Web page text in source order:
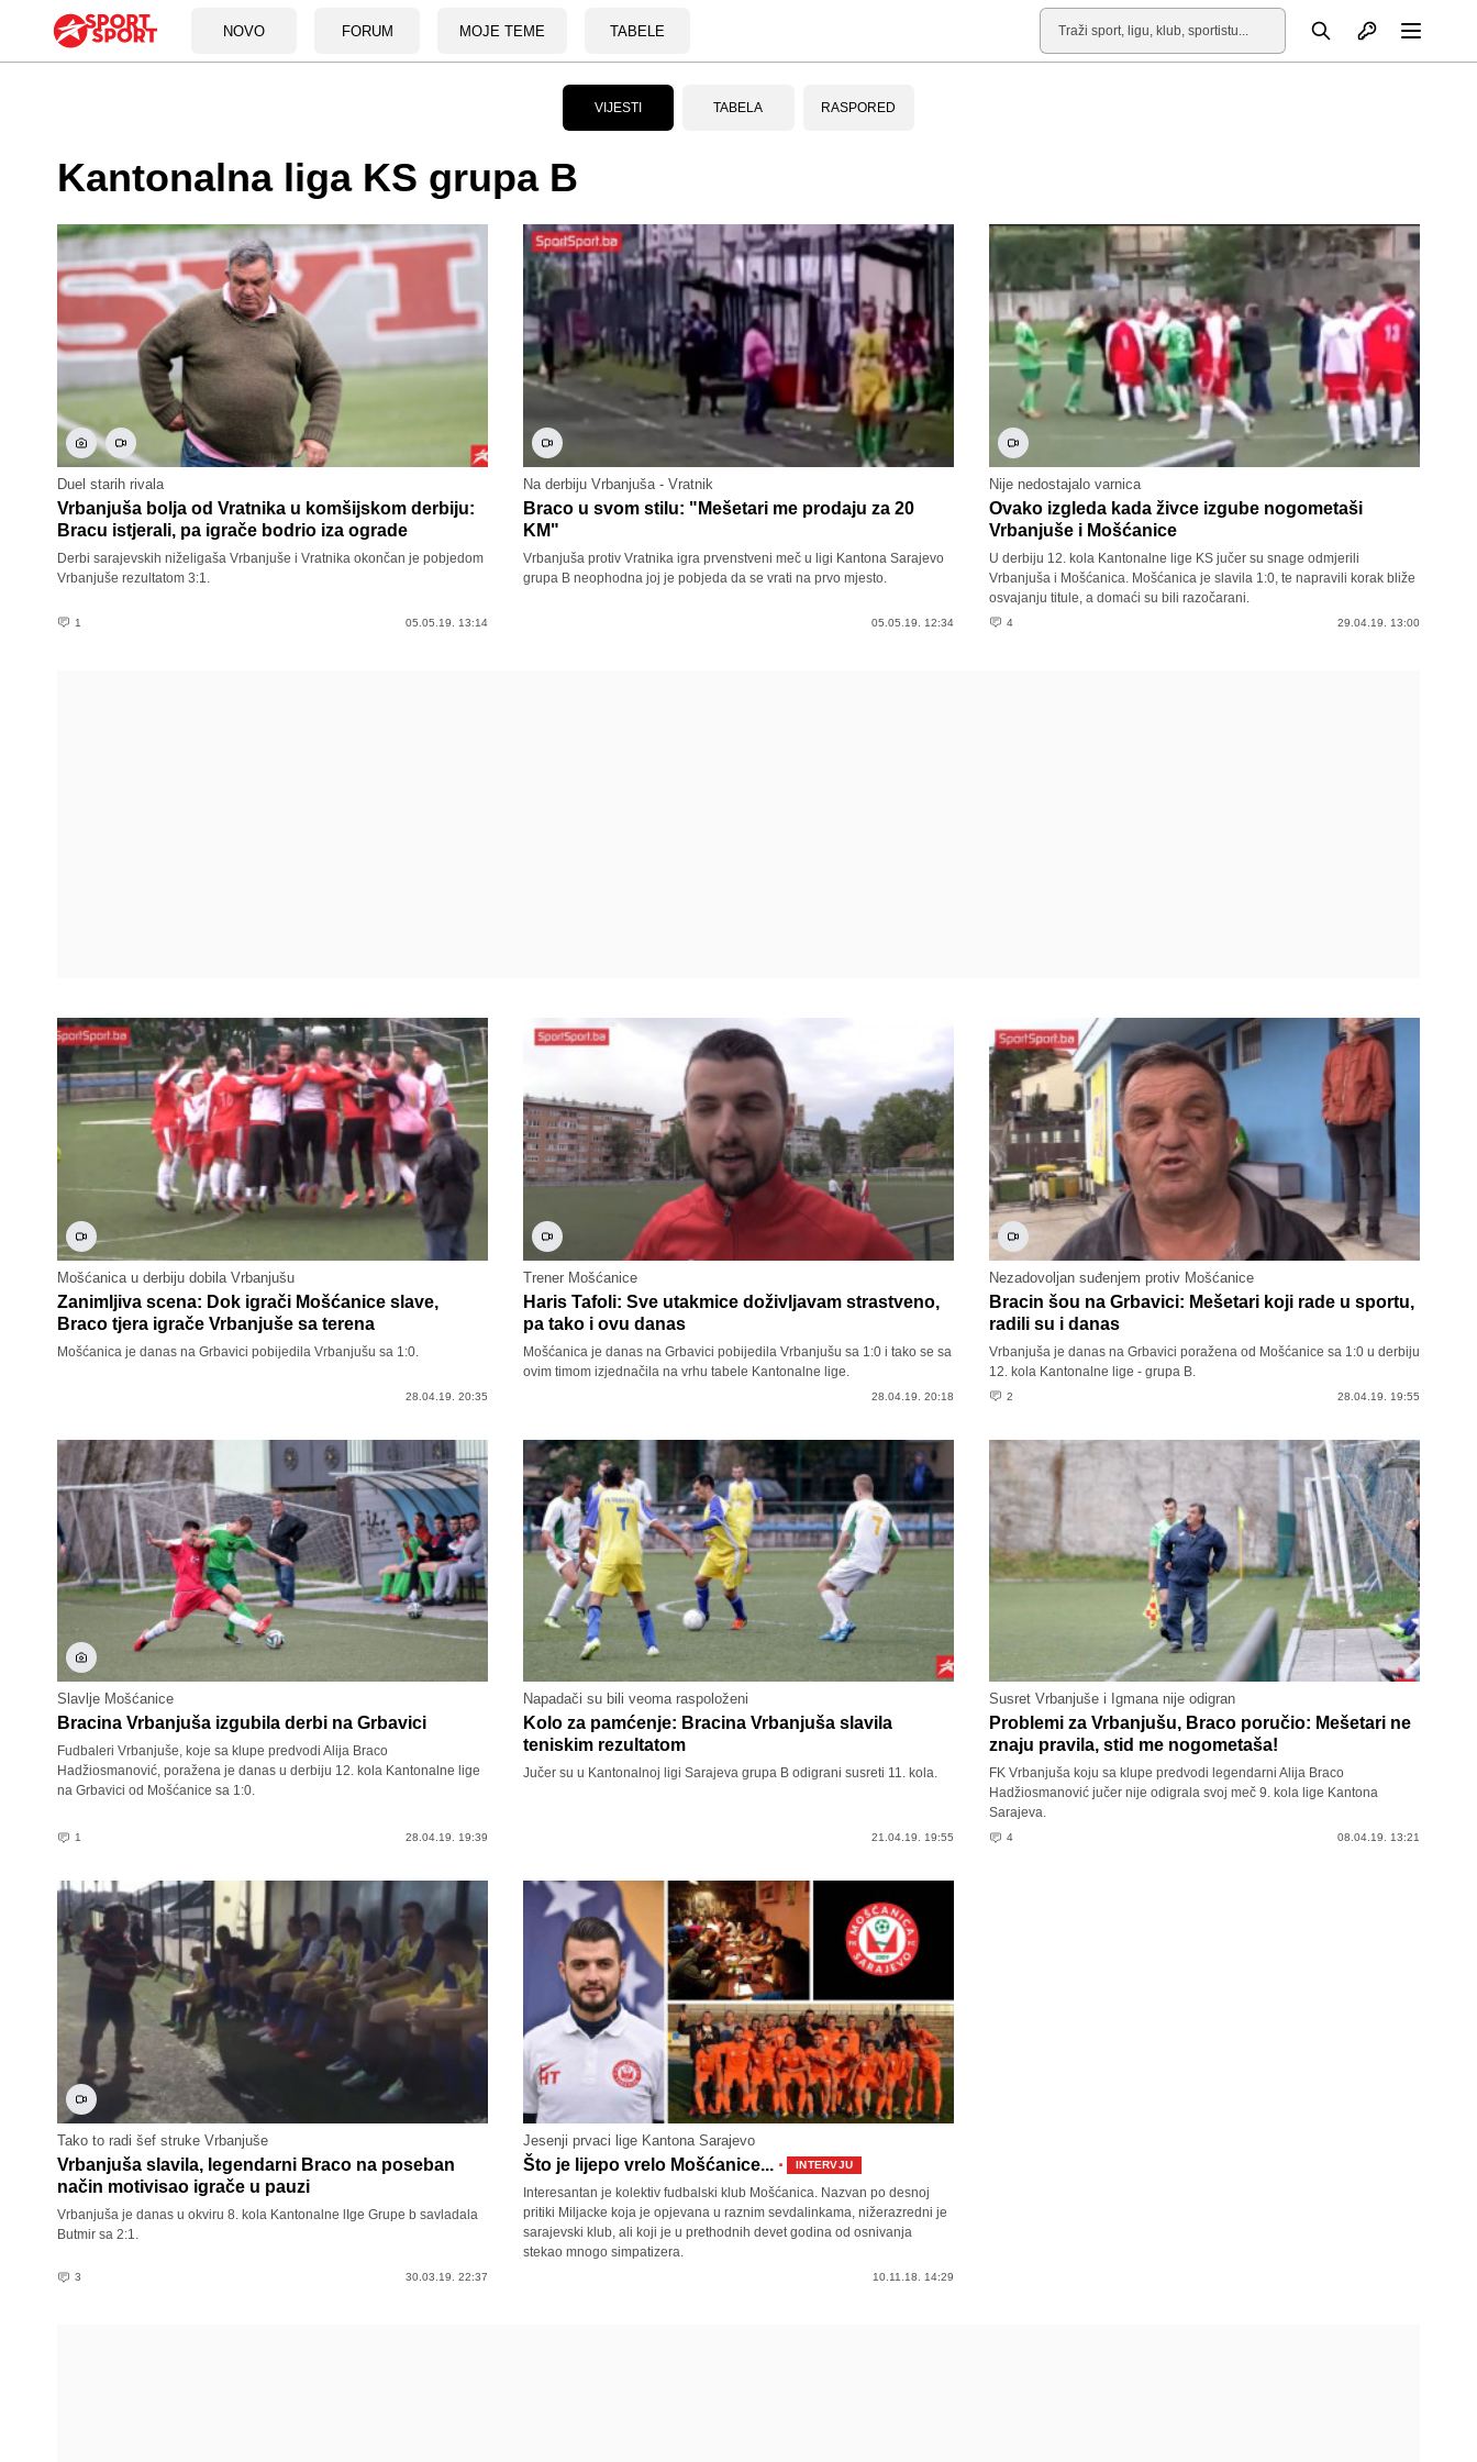
NOVO FORUM MOJE TEME TABELE
Pretraga Otvori profil
VIJESTI TABELA RASPORED
Kantonalna liga KS grupa B
Duel starih rivala
Vrbanjuša bolja od Vratnika u komšijskom derbiju:
Bracu istjerali, pa igrače bodrio iza ograde
Derbi sarajevskih niželigaša Vrbanjuše i Vratnika okončan je pobjedom
Vrbanjuše rezultatom 3:1.
1 05.05.19. 13:14
Na derbiju Vrbanjuša - Vratnik
Braco u svom stilu: "Mešetari me prodaju za 20
KM"
Vrbanjuša protiv Vratnika igra prvenstveni meč u ligi Kantona Sarajevo
grupa B neophodna joj je pobjeda da se vrati na prvo mjesto.
05.05.19. 12:34
Nije nedostajalo varnica
Ovako izgleda kada živce izgube nogometaši
Vrbanjuše i Mošćanice
U derbiju 12. kola Kantonalne lige KS jučer su snage odmjerili
Vrbanjuša i Mošćanica. Mošćanica je slavila 1:0, te napravili korak bliže
osvajanju titule, a domaći su bili razočarani.
4 29.04.19. 13:00
Mošćanica u derbiju dobila Vrbanjušu
Zanimljiva scena: Dok igrači Mošćanice slave,
Braco tjera igrače Vrbanjuše sa terena
Mošćanica je danas na Grbavici pobijedila Vrbanjušu sa 1:0.
28.04.19. 20:35
Trener Mošćanice
Haris Tafoli: Sve utakmice doživljavam strastveno,
pa tako i ovu danas
Mošćanica je danas na Grbavici pobijedila Vrbanjušu sa 1:0 i tako se sa
ovim timom izjednačila na vrhu tabele Kantonalne lige.
28.04.19. 20:18
Nezadovoljan suđenjem protiv Mošćanice
Bracin šou na Grbavici: Mešetari koji rade u sportu,
radili su i danas
Vrbanjuša je danas na Grbavici poražena od Mošćanice sa 1:0 u derbiju
12. kola Kantonalne lige - grupa B.
2 28.04.19. 19:55
Slavlje Mošćanice
Bracina Vrbanjuša izgubila derbi na Grbavici
Fudbaleri Vrbanjuše, koje sa klupe predvodi Alija Braco
Hadžiosmanović, poražena je danas u derbiju 12. kola Kantonalne lige
na Grbavici od Mošćanice sa 1:0.
1 28.04.19. 19:39
Napadači su bili veoma raspoloženi
Kolo za pamćenje: Bracina Vrbanjuša slavila
teniskim rezultatom
Jučer su u Kantonalnoj ligi Sarajeva grupa B odigrani susreti 11. kola.
21.04.19. 19:55
Susret Vrbanjuše i Igmana nije odigran
Problemi za Vrbanjušu, Braco poručio: Mešetari ne
znaju pravila, stid me nogometaša!
FK Vrbanjuša koju sa klupe predvodi legendarni Alija Braco
Hadžiosmanović jučer nije odigrala svoj meč 9. kola lige Kantona
Sarajeva.
4 08.04.19. 13:21
Tako to radi šef struke Vrbanjuše
Vrbanjuša slavila, legendarni Braco na poseban
način motivisao igrače u pauzi
Vrbanjuša je danas u okviru 8. kola Kantonalne lIge Grupe b savladala
Butmir sa 2:1.
3 30.03.19. 22:37
Jesenji prvaci lige Kantona Sarajevo
Što je lijepo vrelo Mošćanice... · INTERVJU
Interesantan je kolektiv fudbalski klub Mošćanica. Nazvan po desnoj
pritiki Miljacke koja je opjevana u raznim sevdalinkama, nižerazredni je
sarajevski klub, ali koji je u prethodnih devet godina od osnivanja
stekao mnogo simpatizera.
10.11.18. 14:29